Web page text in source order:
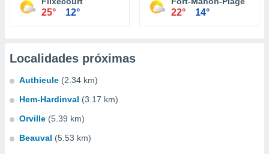
25° 12° 22° 14°
Localidades próximas
Authieule (2.34 km)
Hem-Hardinval (3.17 km)
Orville (5.39 km)
Beauval (5.53 km)